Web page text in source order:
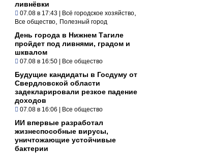
ливнёвки
07.08 в 17:43 | Всё городское хозяйство
Все общество Полезный город
День города в Нижнем Тагиле
пройдет под ливнями, градом и
шквалом
07.08 в 16:50 | Все общество
Будущие кандидаты в Госдуму от
Свердловской области
задекларировали резкое падение
доходов
07.08 в 16:06 | Все общество
ИИ впервые разработал
жизнеспособные вирусы,
уничтожающие устойчивые
бактерии